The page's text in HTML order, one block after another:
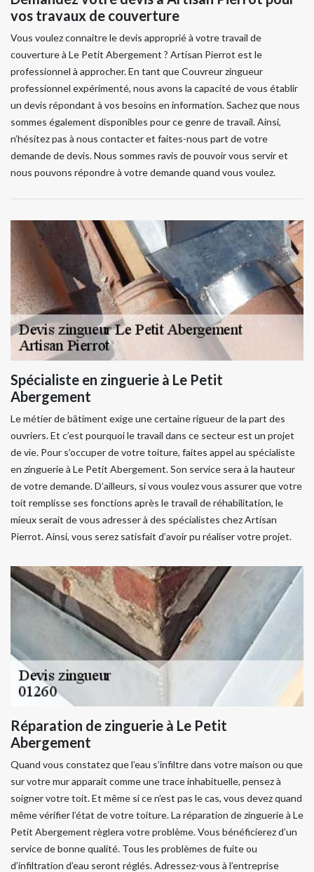
vos travaux de couverture
Vous voulez connaitre le devis approprié à votre travail de
couverture à Le Petit Abergement ? Artisan Pierrot est le
professionnel à approcher. En tant que Couvreur zingueur
professionnel expérimenté, nous avons la capacité de vous établir
un devis répondant à vos besoins en information. Sachez que nous
sommes également disponibles pour ce genre de travail. Ainsi,
n’hésitez pas à nous contacter et faites-nous part de votre
demande de devis. Nous sommes ravis de pouvoir vous servir et
nous pouvons répondre à votre demande quand vous voulez.
Spécialiste en zinguerie à Le Petit
Abergement
Le métier de bâtiment exige une certaine rigueur de la part des
ouvriers. Et c’est pourquoi le travail dans ce secteur est un projet
de vie. Pour s’occuper de votre toiture, faites appel au spécialiste
en zinguerie à Le Petit Abergement. Son service sera à la hauteur
de votre demande. D’ailleurs, si vous voulez vous assurer que votre
toit remplisse ses fonctions après le travail de réhabilitation, le
mieux serait de vous adresser à des spécialistes chez Artisan
Pierrot. Ainsi, vous serez satisfait d’avoir pu réaliser votre projet.
Réparation de zinguerie à Le Petit
Abergement
Quand vous constatez que l’eau s’infiltre dans votre maison ou que
sur votre mur apparait comme une trace inhabituelle, pensez à
soigner votre toit. Et même si ce n’est pas le cas, vous devez quand
même vérifier l’état de votre toiture. La réparation de zinguerie à Le
Petit Abergement règlera votre problème. Vous bénéficierez d’un
service de bonne qualité. Tous les problèmes de fuite ou
d’infiltration d’eau seront réglés. Adressez-vous à l’entreprise